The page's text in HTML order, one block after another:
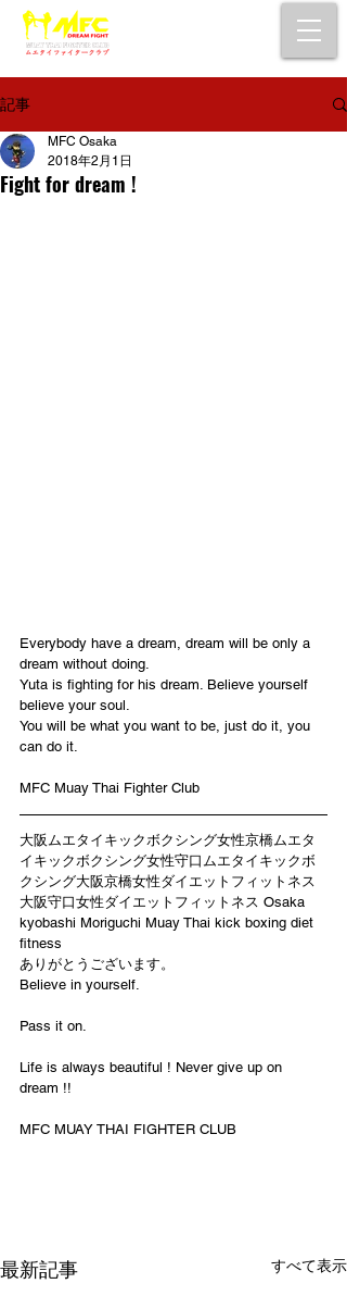
記事
Fight for dream !
MFC Osaka
2018年2月1日
Everybody have a dream, dream will be only a
dream without doing.
Yuta is fighting for his dream. Believe yourself
believe your soul.
You will be what you want to be, just do it, you
can do it.
MFC Muay Thai Fighter Club
大阪ムエタイキックボクシング女性京橋ムエタ
イキックボクシング女性守口ムエタイキックボ
クシング大阪京橋女性ダイエットフィットネス
大阪守口女性ダイエットフィットネス Osaka
kyobashi Moriguchi Muay Thai kick boxing diet
fitness
ありがとうございます。
Believe in yourself.
Pass it on.
Life is always beautiful ! Never give up on
dream !!
MFC MUAY THAI FIGHTER CLUB
最新記事 すべて表示